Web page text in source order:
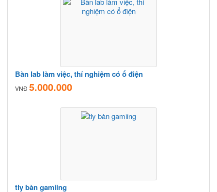
Bàn lab làm việc, thí nghiệm có ổ điện
VNĐ 5.000.000
tly bàn gamiing